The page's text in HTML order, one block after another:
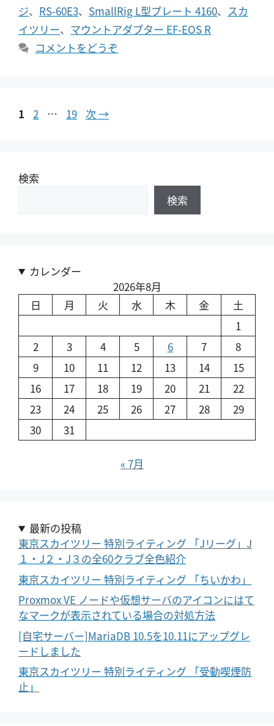
ジ、 RS-60E3、 SmallRig L型プレート 4160、 スカ
イツリー、 マウントアダプター EF-EOS R
コメントをどうぞ
ペ
1
ペ
2 …
ペ
19 次 →
検索
検索
カレンダー
2026年8月
日
月 火 水 木 金
土
1
2
3 4 5 6 7
8
9
10 11 12 13 14
15
16
17 18 19 20 21
22
23
24 25 26 27 28
29
30
31
« 7月
最新の投稿
東京スカイツリー 特別ライティング 「Jリーグ」J
１・J２・J３の全60クラブ全色紹介
東京スカイツリー 特別ライティング 「ちいかわ」
Proxmox VE ノードや仮想サーバのアイコンにはて
なマークが表示されている場合の対処方法
[自宅サーバー]MariaDB 10.5を10.11にアップグレ
ードしました
東京スカイツリー 特別ライティング 「受動喫煙防
止」